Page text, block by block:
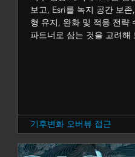
보고, Esri를 녹지 공간 보
형 유지, 완화 및 적응 전략
파트너로 삼는 것을 고려해
기후변화 오버뷰 접근